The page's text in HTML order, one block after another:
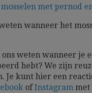
mosselen met pernod
wanneer het
weten wanneer je
hebt? We zijn
Je kunt hier een
ofInstagram met